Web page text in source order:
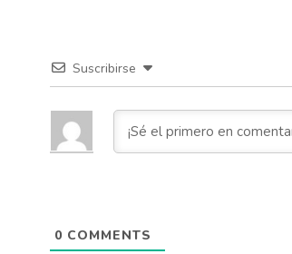
Suscribirse
0 COMMENTS